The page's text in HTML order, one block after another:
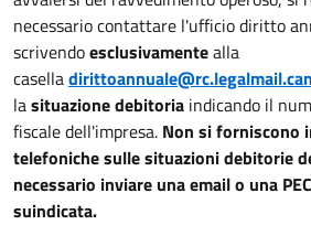
necessario contattare l'ufficio diritto
scrivendoesclusivamentealla
casella
lasituazione debitoria indicando il
fiscale dell'impresa. Non si forniscono
telefoniche sulle situazioni debitorie
necessario inviare una email o una
suindicata.